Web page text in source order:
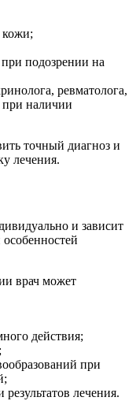
кожи;
подозрении на
ревматолога,
при наличии
точный диагноз и
лечения.
и зависит
особенностей
врач может
действия;
при
лечения.